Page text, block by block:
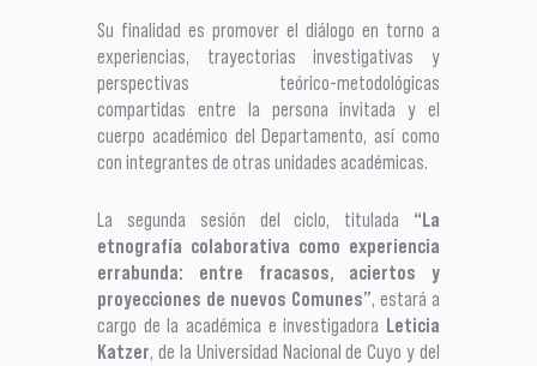
Su finalidad es promover el diálogo en torno a
experiencias, trayectorias investigativas y
perspectivas teórico-metodológicas
compartidas entre la persona invitada y el
cuerpo académico del Departamento, así como
con integrantes de otras unidades académicas.
La segunda sesión del ciclo, titulada “La
etnografía colaborativa como experiencia
errabunda: entre fracasos, aciertos y
proyecciones de nuevos Comunes”, estará a
cargo de la académica e investigadora Leticia
Katzer, de la Universidad Nacional de Cuyo y del